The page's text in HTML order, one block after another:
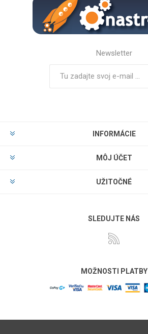
Newsletter
INFORMÁCIE
MÔJ ÚČET
UŽITOČNÉ
SLEDUJTE NÁS
MOŽNOSTI PLATBY